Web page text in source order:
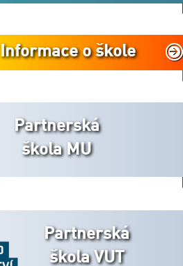
Informace o škole
Partnerská
škola MU
Partnerská
škola VUT